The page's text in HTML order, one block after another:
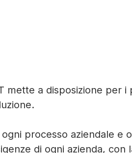
mette a disposizione per i
ogni processo aziendale e
di ogni azienda, con